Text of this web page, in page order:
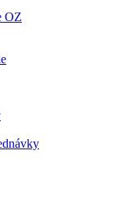
OZ